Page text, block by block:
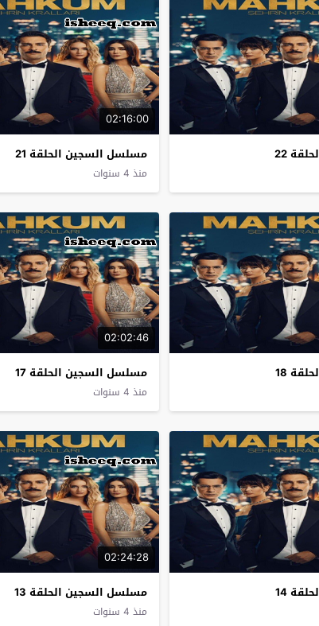
22
02:16:00
مسلسل السجين الحلقة 21
منذ 4 سنوات
18
02:02:46
مسلسل السجين الحلقة 17
منذ 4 سنوات
14
02:24:28
مسلسل السجين الحلقة 13
منذ 4 سنوات